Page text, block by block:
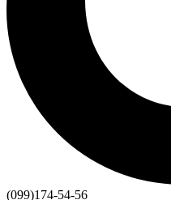
(099)174-54-56